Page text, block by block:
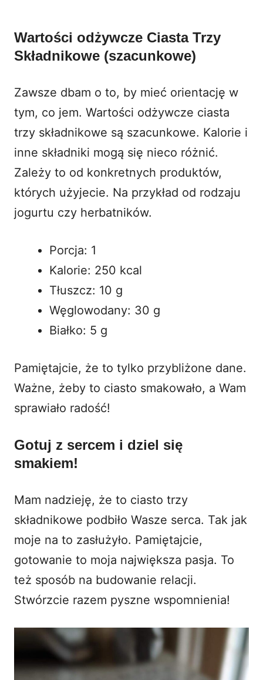
Wartości odżywcze Ciasta Trzy
Składnikowe (szacunkowe)
Zawsze dbam o to, by mieć orientację w
tym, co jem. Wartości odżywcze ciasta
trzy składnikowe są szacunkowe. Kalorie i
inne składniki mogą się nieco różnić.
Zależy to od konkretnych produktów,
których użyjecie. Na przykład od rodzaju
jogurtu czy herbatników.
Porcja: 1
Kalorie: 250 kcal
Tłuszcz: 10 g
Węglowodany: 30 g
Białko: 5 g
Pamiętajcie, że to tylko przybliżone dane.
Ważne, żeby to ciasto smakowało, a Wam
sprawiało radość!
Gotuj z sercem i dziel się
smakiem!
Mam nadzieję, że to ciasto trzy
składnikowe podbiło Wasze serca. Tak jak
moje na to zasłużyło. Pamiętajcie,
gotowanie to moja największa pasja. To
też sposób na budowanie relacji.
Stwórzcie razem pyszne wspomnienia!